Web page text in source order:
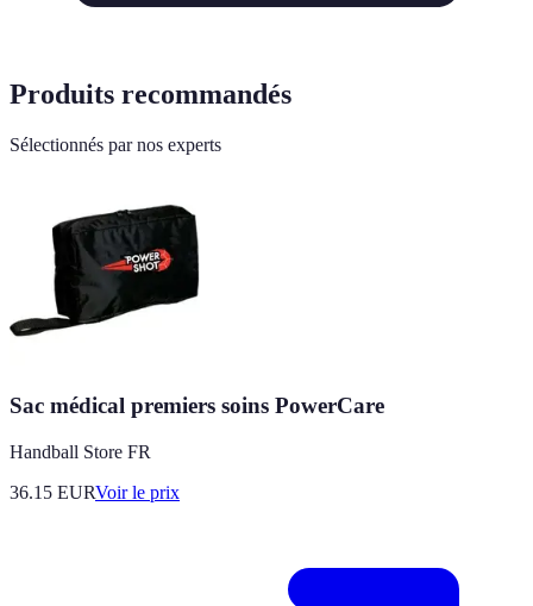
Produits recommandés
Sélectionnés par nos experts
Sac médical premiers soins PowerCare
Handball Store FR
36.15 EURVoir le prix